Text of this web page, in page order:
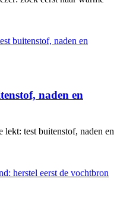
naden en
lekt: test buitenstof, naden en